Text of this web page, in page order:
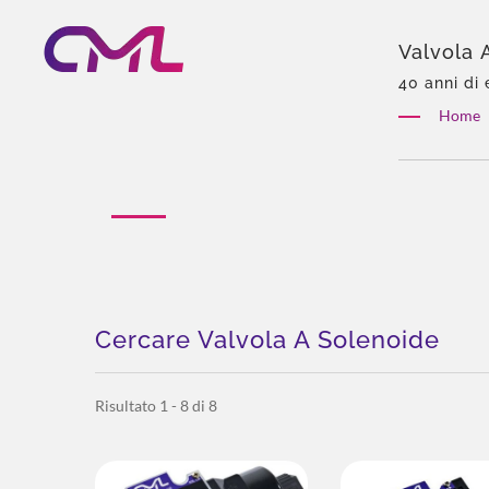
Valvola
40 anni di
totale,
Home
Cercare Valvola A Solenoide
Risultato 1 - 8 di 8